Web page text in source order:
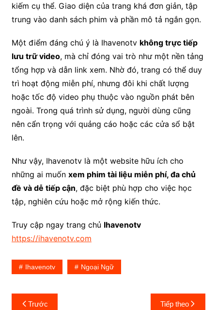
kiếm cụ thể. Giao diện của trang khá đơn giản, tập
trung vào danh sách phim và phần mô tả ngắn gọn.
Một điểm đáng chú ý là Ihavenotv không trực tiếp
lưu trữ video, mà chỉ đóng vai trò như một nền tảng
tổng hợp và dẫn link xem. Nhờ đó, trang có thể duy
trì hoạt động miễn phí, nhưng đôi khi chất lượng
hoặc tốc độ video phụ thuộc vào nguồn phát bên
ngoài. Trong quá trình sử dụng, người dùng cũng
nên cẩn trọng với quảng cáo hoặc các cửa sổ bật
lên.
Như vậy, Ihavenotv là một website hữu ích cho
những ai muốn xem phim tài liệu miễn phí, đa chủ
đề và dễ tiếp cận, đặc biệt phù hợp cho việc học
tập, nghiên cứu hoặc mở rộng kiến thức.
Truy cập ngay trang chủ Ihavenotv
https://ihavenotv.com
Ihavenotv Ngoại Ngữ
ĐiềuTrước Tiếp theo